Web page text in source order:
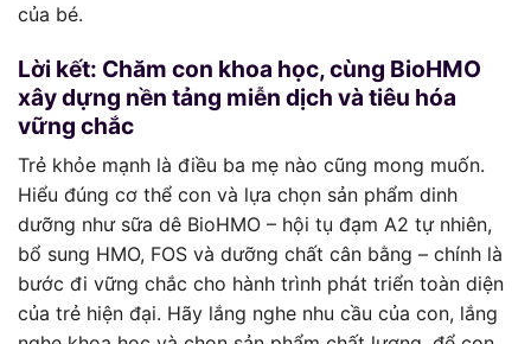
của bé.
Lời kết: Chăm con khoa học, cùng BioHMO
xây dựng nền tảng miễn dịch và tiêu hóa
vững chắc
Trẻ khỏe mạnh là điều ba mẹ nào cũng mong muốn.
Hiểu đúng cơ thể con và lựa chọn sản phẩm dinh
dưỡng như sữa dê BioHMO – hội tụ đạm A2 tự nhiên,
bổ sung HMO, FOS và dưỡng chất cân bằng – chính là
bước đi vững chắc cho hành trình phát triển toàn diện
của trẻ hiện đại. Hãy lắng nghe nhu cầu của con, lắng